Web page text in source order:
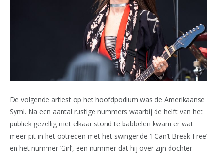
De volgende artiest op het hoofdpodium was de Amerikaanse
Syml. Na een aantal rustige nummers waarbij de helft van het
publiek gezellig met elkaar stond te babbelen kwam er wat
meer pit in het optreden met het swingende ‘I Can’t Break Free’
en het nummer ‘Girl’, een nummer dat hij over zijn dochter